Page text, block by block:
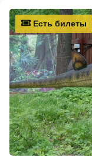
Есть билеты